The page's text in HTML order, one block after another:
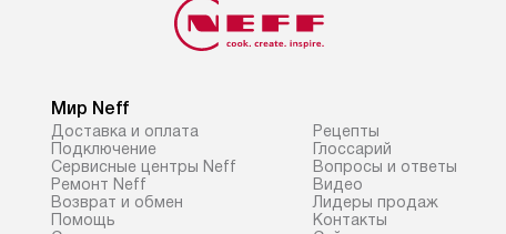
Мир Neff
Доставка и оплата
Подключение
Сервисные центры Neff
Ремонт Neff
Возврат и обмен
Помощь
Рецепты
Глоссарий
Вопросы и ответы
Видео
Лидеры продаж
Контакты